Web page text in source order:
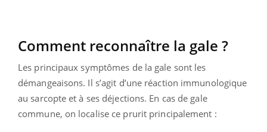
Comment reconnaître la gale ?
Les principaux symptômes de la gale sont les
démangeaisons. Il s’agit d’une réaction immunologique
au sarcopte et à ses déjections. En cas de gale
commune, on localise ce prurit principalement :